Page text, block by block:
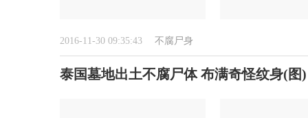
2016-11-30 09:35:43 不腐尸身
泰国墓地出土不腐尸体 布满奇怪纹身(图)